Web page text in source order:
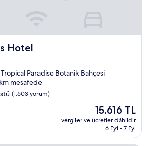
Hotel
Paradise Botanik Bahçesi
mesafede
(1.603 yorum)
Güncel
fiyat:
15.616 TL
15.616 TL
vergiler ve ücretler dâhildir
6 Eyl - 7 Eyl